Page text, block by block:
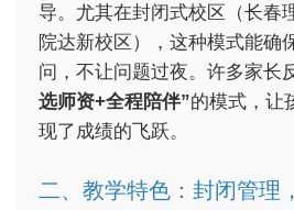
导。尤其在封闭式校区（长春
院达新校区），这种模式能确
问，不让问题过夜。许多家长
选师资+全程陪伴”的模式，让
现了成绩的飞跃。
二、教学特色：封闭管理